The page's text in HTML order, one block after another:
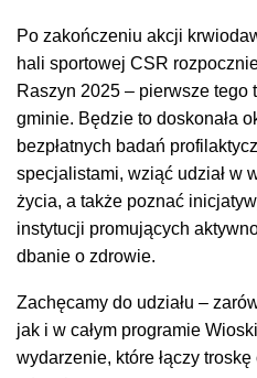
Po zakończeniu akcji
hali sportowej CSR
Raszyn 2025 – pierwsze tego
gminie. Będzie to doskonała
bezpłatnych badań
specjalistami, wziąć udział w
życia, a także poznać
instytucji promujących
dbanie o zdrowie.
Zachęcamy do udziału –
jak i w całym programie
wydarzenie, które łączy